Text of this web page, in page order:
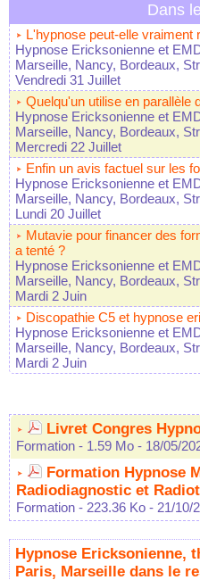
Dans
L'hypnose peut-elle vraiment
Hypnose Ericksonienne et
Marseille, Nancy, Bordeaux,
Vendredi 31 Juillet
Quelqu'un utilise en parallèle
Hypnose Ericksonienne et
Marseille, Nancy, Bordeaux,
Mercredi 22 Juillet
Enfin un avis factuel sur les
Hypnose Ericksonienne et
Marseille, Nancy, Bordeaux,
Lundi 20 Juillet
Mutavie pour financer des
a tenté ?
Hypnose Ericksonienne et
Marseille, Nancy, Bordeaux,
Mardi 2 Juin
Discopathie C5 et hypnose
Hypnose Ericksonienne et
Marseille, Nancy, Bordeaux,
Mardi 2 Juin
Livret Congres
Formation - 1.59 Mo - 18/05/
Formation Hypnose
Radiodiagnostic et
Formation - 223.36 Ko - 21/10/
Hypnose Ericksonienne,
Paris, Marseille dans le